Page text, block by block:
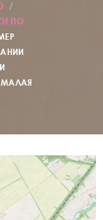
/
ПО
МАЛАЯ